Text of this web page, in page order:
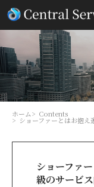
ホーム Contents
ショーファーとはお抱
ショーファ
級のサービ